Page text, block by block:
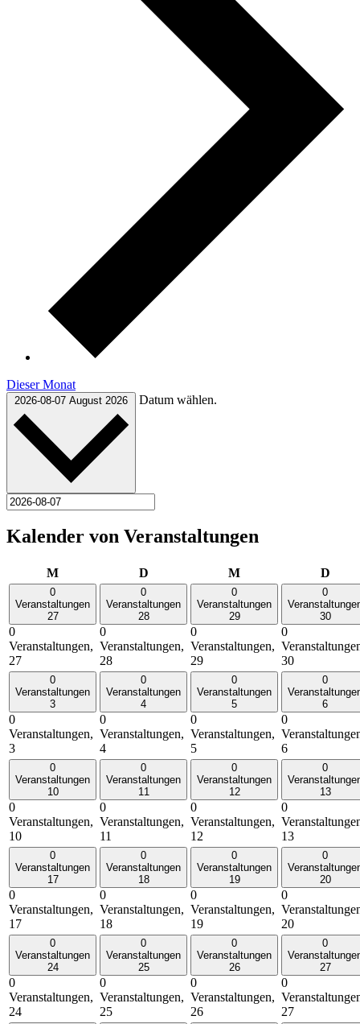
Dieser Monat
2026-08-07 August 2026 Datum wählen.
Kalender von Veranstaltungen
MMontag DDienstag MMittwoch D
0
Veranstaltungen
27
0
Veranstaltungen,
27
0
Veranstaltungen
28
0
Veranstaltungen,
28
0
Veranstaltungen
29
0
Veranstaltungen,
29
0
30
0
30
0
Veranstaltungen
3
0
Veranstaltungen,
3
0
Veranstaltungen
4
0
Veranstaltungen,
4
0
Veranstaltungen
5
0
Veranstaltungen,
5
0
6
0
6
0
Veranstaltungen
10
0
Veranstaltungen,
10
0
Veranstaltungen
11
0
Veranstaltungen,
11
0
Veranstaltungen
12
0
Veranstaltungen,
12
0
13
0
13
0
Veranstaltungen
17
0
Veranstaltungen,
17
0
Veranstaltungen
18
0
Veranstaltungen,
18
0
Veranstaltungen
19
0
Veranstaltungen,
19
0
20
0
20
0
Veranstaltungen
24
0
Veranstaltungen,
24
0
Veranstaltungen
25
0
Veranstaltungen,
25
0
Veranstaltungen
26
0
Veranstaltungen,
26
0
27
0
27